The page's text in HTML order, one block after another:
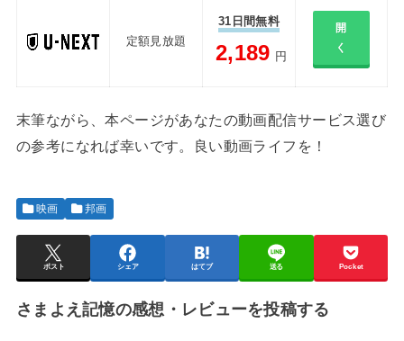
定額見放題
31日間無料
2,189 円
開
く
末筆ながら、本ページがあなたの動画配信サービス選び
の参考になれば幸いです。良い動画ライフを！
映画 邦画
ポスト シェア はてブ 送る Pocket
さまよえ記憶の感想・レビューを投稿する